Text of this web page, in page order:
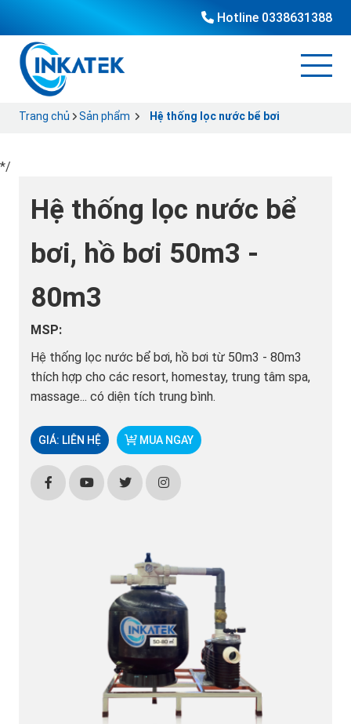
Hotline 0338631388
Trang chủ Sản phẩm Hệ thống lọc nước bể bơi
*/
Hệ thống lọc nước bể
bơi, hồ bơi 50m3 -
80m3
MSP:
Hệ thống lọc nước bể bơi, hồ bơi từ 50m3 - 80m3
thích hợp cho các resort, homestay, trung tâm spa,
massage... có diện tích trung bình.
GIÁ: LIÊN HỆ MUA NGAY